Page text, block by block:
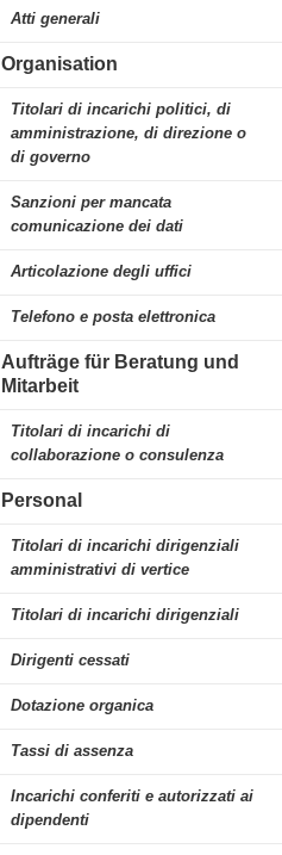
Atti generali
Organisation
Titolari di incarichi politici, di
amministrazione, di direzione o
di governo
Sanzioni per mancata
comunicazione dei dati
Articolazione degli uffici
Telefono e posta elettronica
Aufträge für Beratung und
Mitarbeit
Titolari di incarichi di
collaborazione o consulenza
Personal
Titolari di incarichi dirigenziali
amministrativi di vertice
Titolari di incarichi dirigenziali
Dirigenti cessati
Dotazione organica
Tassi di assenza
Incarichi conferiti e autorizzati ai
dipendenti